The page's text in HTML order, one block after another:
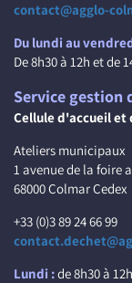
contact@agglo-
Du lundi au
De 8h30 à 12h et de
Service gestion
Cellule d'accueil et
Ateliers municipaux
1 avenue de la foire
68000 Colmar Cedex
+33 (0)3 89 24 66 99
Lundi :de 8h30 à 12h